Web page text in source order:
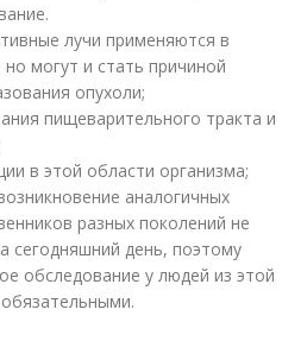
лучи применяются в
могут и стать причиной
опухоли;
пищеварительного тракта и
в этой области организма;
аналогичных
разных поколений не
сегодняшний день, поэтому
обследование у людей из этой